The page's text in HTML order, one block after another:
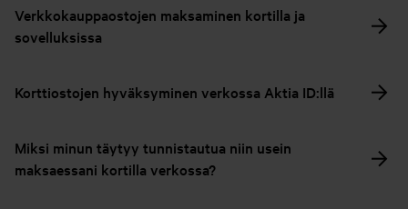
Verkkokauppaostojen maksaminen kortilla ja
sovelluksissa
Korttiostojen hyväksyminen verkossa Aktia ID:llä
Miksi minun täytyy tunnistautua niin usein
maksaessani kortilla verkossa?